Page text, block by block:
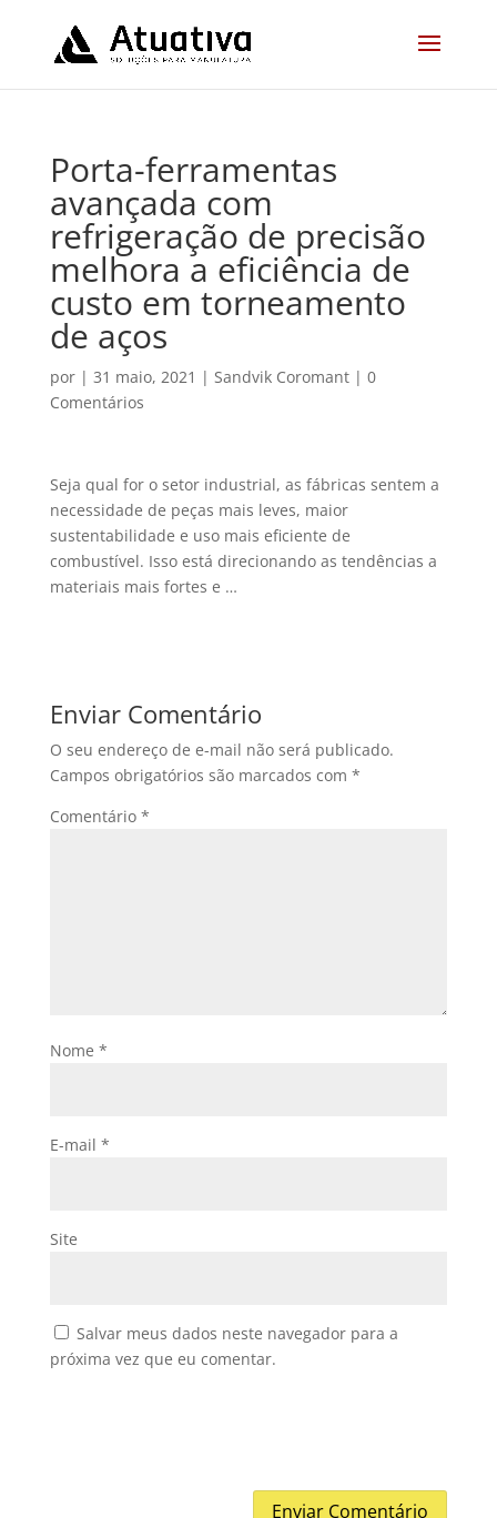
Porta-ferramentas
avançada com
refrigeração de precisão
melhora a eficiência de
custo em torneamento
de aços
por | 31 maio, 2021 | Sandvik Coromant| 0
Comentários
Seja qual for o setor industrial, as fábricas sentem a
necessidade de peças mais leves, maior
sustentabilidade e uso mais eficiente de
combustível. Isso está direcionando as tendências a
materiais mais fortes e …
Enviar Comentário
O seu endereço de e-mail não será publicado.
Campos obrigatórios são marcados com *
Comentário *
Nome *
E-mail *
Site
Salvar meus dados neste navegador para a
próxima vez que eu comentar.